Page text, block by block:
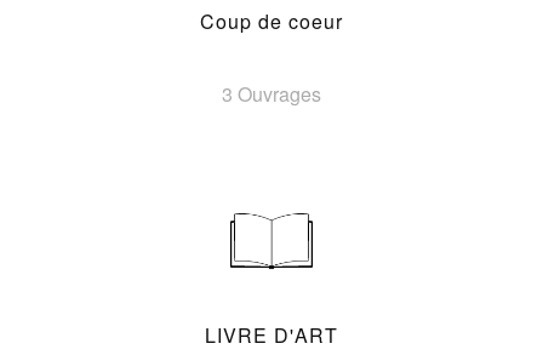
Coup de coeur
3 Ouvrages
LIVRE D'ART